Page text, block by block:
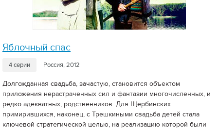
Яблочный спас
4 серии Россия, 2012
Долгожданная свадьба, зачастую, становится объектом
приложения нерастраченных сил и фантазии многочисленных, и
редко адекватных, родственников. Для Щербинских
примирившихся, наконец, с Трешкиными свадьба детей стала
ключевой стратегической целью, на реализацию которой были